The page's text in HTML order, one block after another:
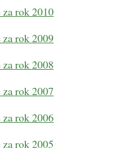
rok 2010
rok 2009
rok 2008
rok 2007
rok 2006
rok 2005